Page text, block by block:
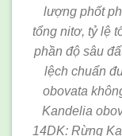
lượng phốt
tổng nitơ, tỷ lệ
phần độ sâu
lệch chuẩn
obovata
Kandelia
14DK: Rừng